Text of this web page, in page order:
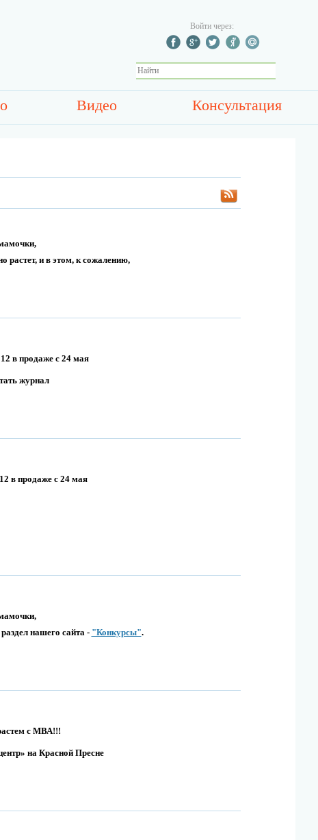
Войти через:
Видео Консультация
растет, и в этом, к сожалению,
в продаже с 24 мая
журнал
в продаже с 24 мая
нашего сайта - "Конкурсы".
сМВА!!!
на Красной Пресне